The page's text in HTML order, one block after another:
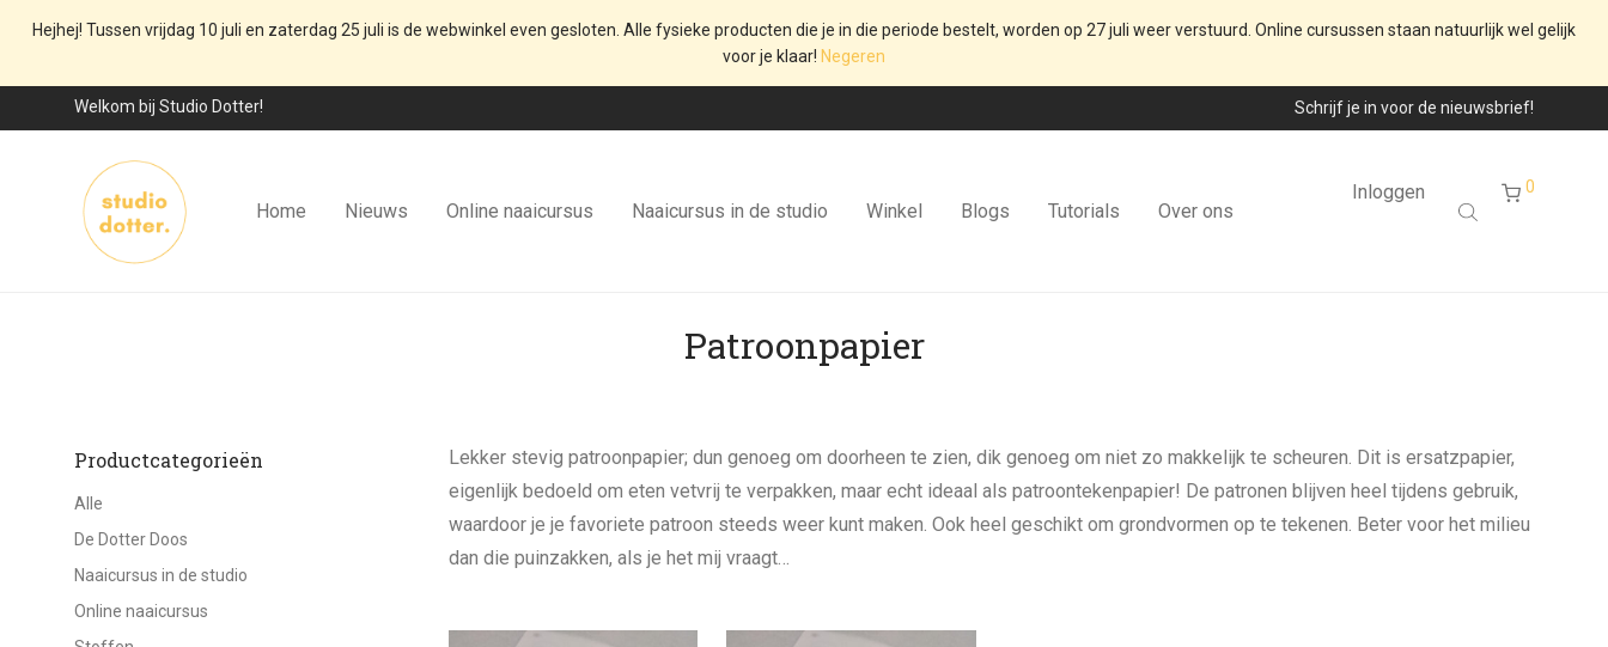
Hejhej! Tussen vrijdag 10 juli en zaterdag 25 juli is de webwinkel even gesloten. Alle fysieke producten die je in die periode bestelt, worden op 27 juli weer verstuurd. Online cursussen staan natuurlijk wel gelijk
voor je klaar! Negeren
Welkom bij Studio Dotter! Schrijf je in voor de nieuwsbrief!
Home Nieuws Online naaicursus Naaicursus in de studio Winkel Blogs Tutorials Over ons
Inloggen 0
Patroonpapier
Productcategorieën
Alle
De Dotter Doos
Naaicursus in de studio
Online naaicursus
Lekker stevig patroonpapier; dun genoeg om doorheen te zien, dik genoeg om niet zo makkelijk te scheuren. Dit is ersatzpapier,
eigenlijk bedoeld om eten vetvrij te verpakken, maar echt ideaal als patroontekenpapier! De patronen blijven heel tijdens gebruik,
waardoor je je favoriete patroon steeds weer kunt maken. Ook heel geschikt om grondvormen op te tekenen. Beter voor het milieu
dan die puinzakken, als je het mij vraagt…